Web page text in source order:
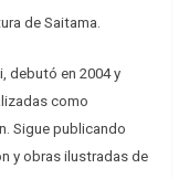
de Saitama.
debutó en 2004 y
como
Sigue publicando
y obras ilustradas de